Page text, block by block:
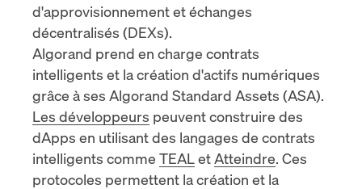
d'approvisionnement etéchanges
décentralisés (DEXs).
Algorand prend en charge contrats
intelligents et la création d'actifs numériques
grâce à ses Algorand Standard Assets (ASA).
Les développeurs peuvent construire des
dApps en utilisant des langages de contrats
intelligents comme TEALetAtteindre. Ces
protocoles permettent la création et la